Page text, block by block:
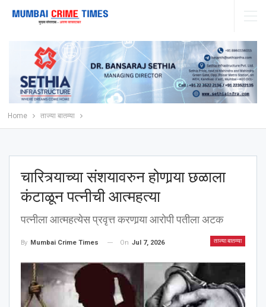
Home ताज्या बातम्या
चारित्र्याच्या संशयावरुन होणार्‍या छळाला
कंटाळून पत्नीची आत्महत्या
पत्नीला आत्महत्येस प्रवृत्त करणार्‍या आरोपी पतीला अटक
ताज्या बातम्या
By Mumbai Crime Times On Jul 7, 2026